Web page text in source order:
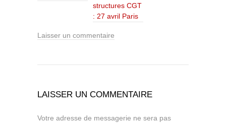
structures CGT
: 27 avril Paris
Laisser un commentaire
LAISSER UN COMMENTAIRE
Votre adresse de messagerie ne sera pas